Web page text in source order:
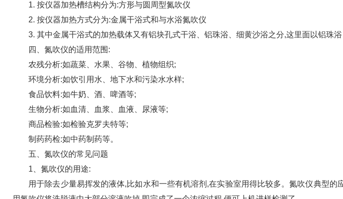
1. 按仪器加热槽结构分为:方形与圆周型氮吹仪
2. 按仪器加热方式分为:金属干浴式和与水浴氮吹仪
3. 其中金属干浴式的加热载体又有铝块孔式干浴、铝珠浴、细黄沙浴之分,这里面以铝珠浴
四、氮吹仪的适用范围:
农残分析:如蔬菜、水果、谷物、植物组织;
环境分析:如饮引用水、地下水和污染水水样;
食品饮料:如牛奶、酒、啤酒等;
生物分析:如血清、血浆、血液、尿液等;
商品检验:如检验克罗夫特等;
制药药检:如中药制药等。
五、氮吹仪的常见问题
1、氮吹仪的用途:
用于除去少量易挥发的液体,比如水和一些有机溶剂,在实验室用得比较多。氮吹仪典型的